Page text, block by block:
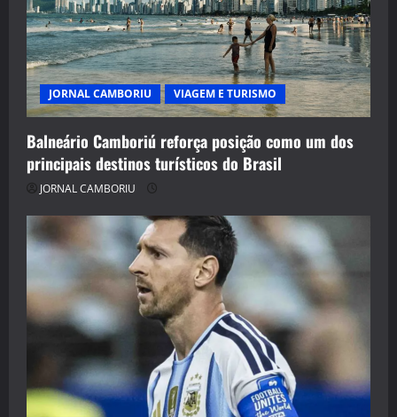
JORNAL CAMBORIU VIAGEM E TURISMO
Balneário Camboriú reforça posição como um dos
principais destinos turísticos do Brasil
JORNAL CAMBORIU